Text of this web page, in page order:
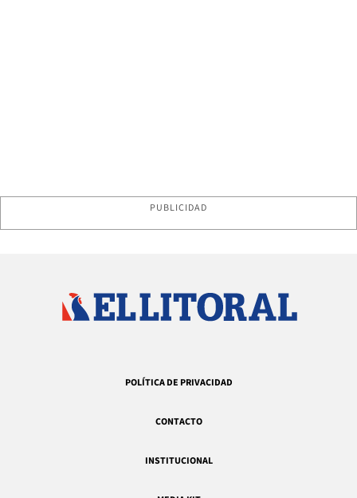
PUBLICIDAD
POLÍTICA DE PRIVACIDAD
CONTACTO
INSTITUCIONAL